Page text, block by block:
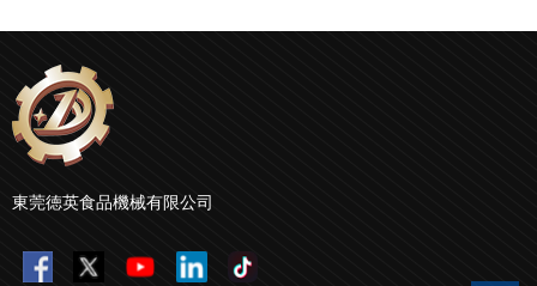
東莞徳英食品機械有限公司